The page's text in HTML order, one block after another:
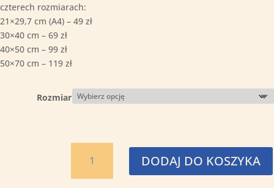
czterech rozmiarach:
21×29,7 cm (A4) – 49 zł
30×40 cm – 69 zł
40×50 cm – 99 zł
50×70 cm – 119 zł
Rozmiar
Matka
Morskich
DODAJ DO KOSZYKA